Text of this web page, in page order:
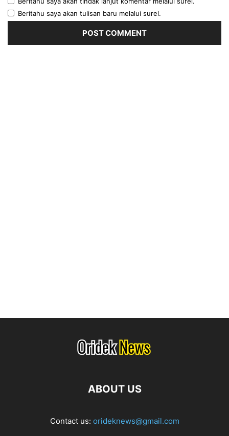
Beritahu saya akan tulisan baru melalui surel.
ABOUT US
Contact us: orideknews@gmail.com